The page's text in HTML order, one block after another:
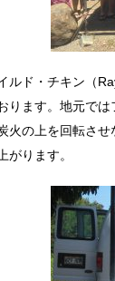
ルド・チキン（
ります。地元で
火の上を回転さ
がります。